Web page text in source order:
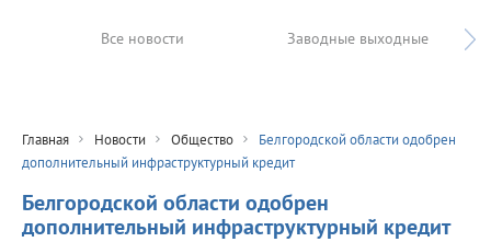
Все новости Заводные выходные
Главная Новости Общество
Белгородской области одобрен
дополнительный инфраструктурный кредит
Белгородской области одобрен
дополнительный инфраструктурный кредит